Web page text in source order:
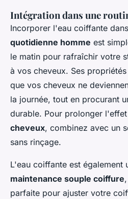
Intégration dans une
Incorporer l'eau coiffante
quotidienne homme est
le matin pour rafraîchir votre
à vos cheveux. Ses
que vos cheveux ne
la journée, tout en procurant
durable. Pour prolonger l'effet
cheveux, combinez avec un
sans rinçage.
L'eau coiffante est également
maintenance souple coiffure
parfaite pour ajuster votre